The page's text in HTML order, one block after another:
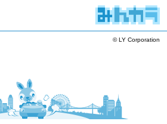
© LY Corporation